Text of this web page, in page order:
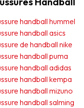
handball hummel
handball asics
de handball nike
handball puma
handball adidas
handball kempa
handball mizuno
handball salming